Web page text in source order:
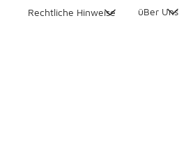
Rechtliche Hinweise üBer Uns